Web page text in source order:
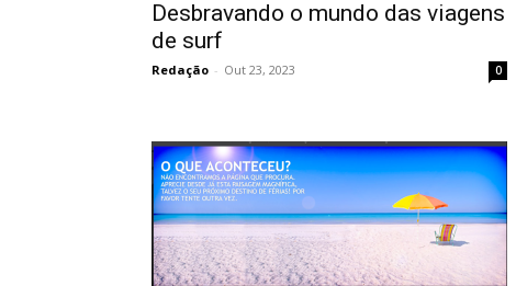
Desbravando o mundo das viagens
de surf
Redação - Out 23, 2023 0